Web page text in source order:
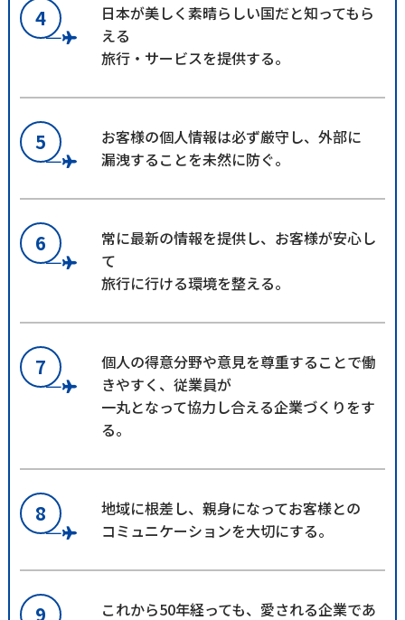
4
日本が美しく素晴らしい国だと知ってもら
える
旅行・サービスを提供する。
5
お客様の個人情報は必ず厳守し、外部に
漏洩することを未然に防ぐ。
6
常に最新の情報を提供し、お客様が安心し
て
旅行に行ける環境を整える。
7
個人の得意分野や意見を尊重することで働
きやすく、従業員が
一丸となって協力し合える企業づくりをす
る。
8
地域に根差し、親身になってお客様との
コミュニケーションを大切にする。
9
これから50年経っても、愛される企業であ